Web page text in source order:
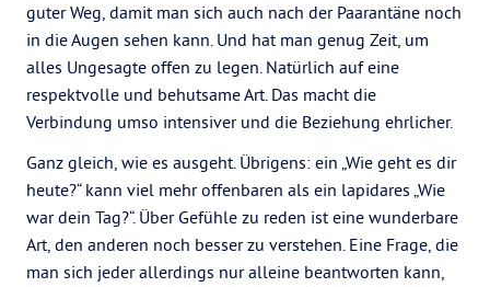
guter Weg, damit man sich auch nach der Paarantäne noch
in die Augen sehen kann. Und hat man genug Zeit, um
alles Ungesagte offen zu legen. Natürlich auf eine
respektvolle und behutsame Art. Das macht die
Verbindung umso intensiver und die Beziehung ehrlicher.
Ganz gleich, wie es ausgeht. Übrigens: ein „Wie geht es dir
heute?“ kann viel mehr offenbaren als ein lapidares „Wie
war dein Tag?“. Über Gefühle zu reden ist eine wunderbare
Art, den anderen noch besser zu verstehen. Eine Frage, die
man sich jeder allerdings nur alleine beantworten kann,